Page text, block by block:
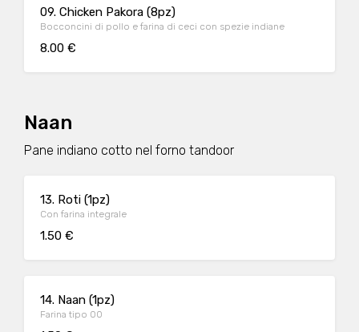
09. Chicken Pakora (8pz)
Bocconcini di pollo e farina di ceci con spezie indiane
8.00 €
Naan
Pane indiano cotto nel forno tandoor
13. Roti (1pz)
Con farina integrale
1.50 €
14. Naan (1pz)
Farina tipo 00